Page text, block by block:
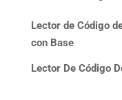
Lector de Código
con Base
Lector De Código